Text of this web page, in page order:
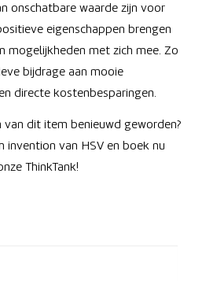
onschatbare waarde zijn voor
eigenschappen brengen
mogelijkheden met zich mee. Zo
bijdrage aan mooie
directe kostenbesparingen.
van dit item benieuwd geworden?
invention van HSV en boek nu
ThinkTank!